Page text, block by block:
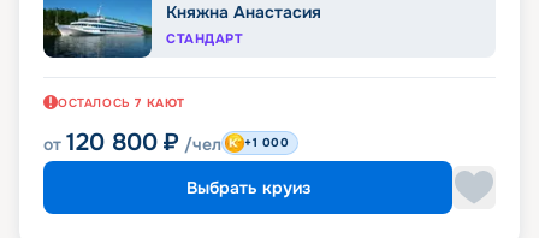
Княжна Анастасия
СТАНДАРТ
ОСТАЛОСЬ 7 КАЮТ
от 120 800 ₽ /чел +1 000
Выбрать круиз